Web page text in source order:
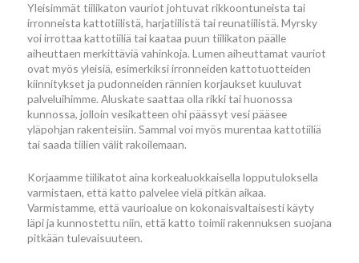
Yleisimmät tiilikaton vauriot johtuvat rikkoontuneista tai
irronneista kattotiilistä, harjatiilistä tai reunatiilistä. Myrsky
voi irrottaa kattotiiliä tai kaataa puun tiilikaton päälle
aiheuttaen merkittäviä vahinkoja. Lumen aiheuttamat vauriot
ovat myös yleisiä, esimerkiksi irronneiden kattotuotteiden
kiinnitykset ja pudonneiden rännien korjaukset kuuluvat
palveluihimme. Aluskate saattaa olla rikki tai huonossa
kunnossa, jolloin vesikatteen ohi päässyt vesi pääsee
yläpohjan rakenteisiin. Sammal voi myös murentaa kattotiiliä
tai saada tiilien välit rakoilemaan.
Korjaamme tiilikatot aina korkealuokkaisella lopputuloksella
varmistaen, että katto palvelee vielä pitkän aikaa.
Varmistamme, että vaurioalue on kokonaisvaltaisesti käyty
läpi ja kunnostettu niin, että katto toimii rakennuksen suojana
pitkään tulevaisuuteen.